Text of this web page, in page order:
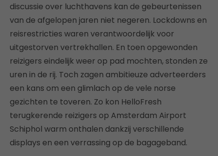
discussie over luchthavens kan de gebeurtenissen
van de afgelopen jaren niet negeren. Lockdowns en
reisrestricties waren verantwoordelijk voor
uitgestorven vertrekhallen. En toen opgewonden
reizigers eindelijk weer op pad mochten, stonden ze
uren in de rij. Toch zagen ambitieuze adverteerders
een kans om een glimlach op de vele norse
gezichten te toveren. Zo kon HelloFresh
terugkerende reizigers op Amsterdam Airport
Schiphol warm onthalen dankzij verschillende
displays en een verrassing op de bagageband.